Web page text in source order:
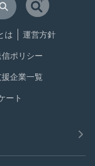
は 運営方針
ポリシー
援企業一覧
ート